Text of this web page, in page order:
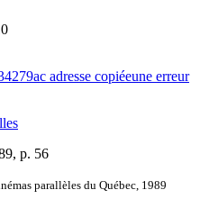
adresse copiéeune erreur
, p. 56
parallèles du Québec, 1989